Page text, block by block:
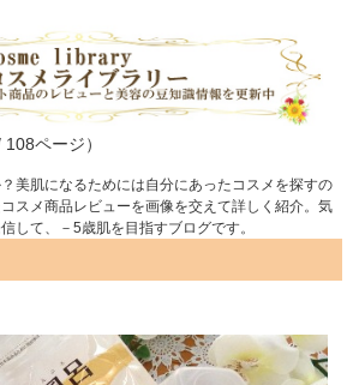
ページ）
美肌になるためには自分にあったコスメを探すの
スメ商品レビューを画像を交えて詳しく紹介。気
して、－5歳肌を目指すブログです。